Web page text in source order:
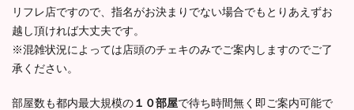
リフレ店ですので、指名がお決まりでない場合でもとりあえずお
越し頂ければ大丈夫です。
※混雑状況によっては店頭のチェキのみでご案内しますのでご了
承ください。
部屋数も都内最大規模の１０部屋で待ち時間無く即ご案内可能で